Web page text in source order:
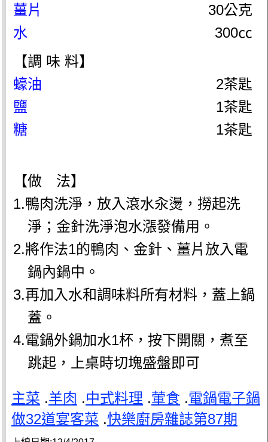
薑片
30公克
水
300㏄
【調 味 料】
蠔油
2茶匙
鹽
1茶匙
糖
1茶匙
【做 法】
1.鴨肉洗淨，放入滾水汆燙，撈起洗
淨；金針洗淨泡水漲發備用。
2.將作法1的鴨肉、金針、薑片放入電
鍋內鍋中。
3.再加入水和調味料所有材料，蓋上鍋
蓋。
4.電鍋外鍋加水1杯，按下開關，煮至
跳起，上桌時切塊盛盤即可
主菜 .羊肉 .中式料理 .葷食 .電鍋電子鍋
做32道宴客菜 .快樂廚房雜誌第87期